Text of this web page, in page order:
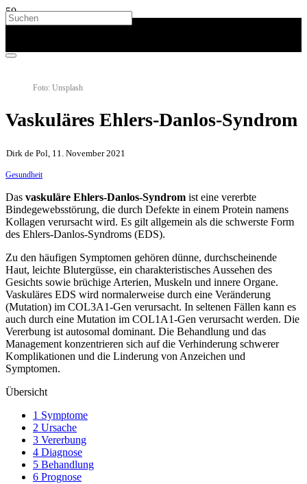
Foto: Unsplash
Vaskuläres Ehlers-Danlos-Syndrom
Dirk de Pol, 11. November 2021
Gesundheit
Das vaskuläre Ehlers-Danlos-Syndrom ist eine vererbte
Bindegewebsstörung, die durch Defekte in einem Protein namens
Kollagen verursacht wird. Es gilt allgemein als die schwerste Form
des Ehlers-Danlos-Syndroms (EDS).
Zu den häufigen Symptomen gehören dünne, durchscheinende
Haut, leichte Blutergüsse, ein charakteristisches Aussehen des
Gesichts sowie brüchige Arterien, Muskeln und innere Organe.
Vaskuläres EDS wird normalerweise durch eine Veränderung
(Mutation) im COL3A1-Gen verursacht. In seltenen Fällen kann es
auch durch eine Mutation im COL1A1-Gen verursacht werden. Die
Vererbung ist autosomal dominant. Die Behandlung und das
Management konzentrieren sich auf die Verhinderung schwerer
Komplikationen und die Linderung von Anzeichen und
Symptomen.
Übersicht
1 Symptome
2 Ursache
3 Vererbung
4 Diagnose
5 Behandlung
6 Prognose